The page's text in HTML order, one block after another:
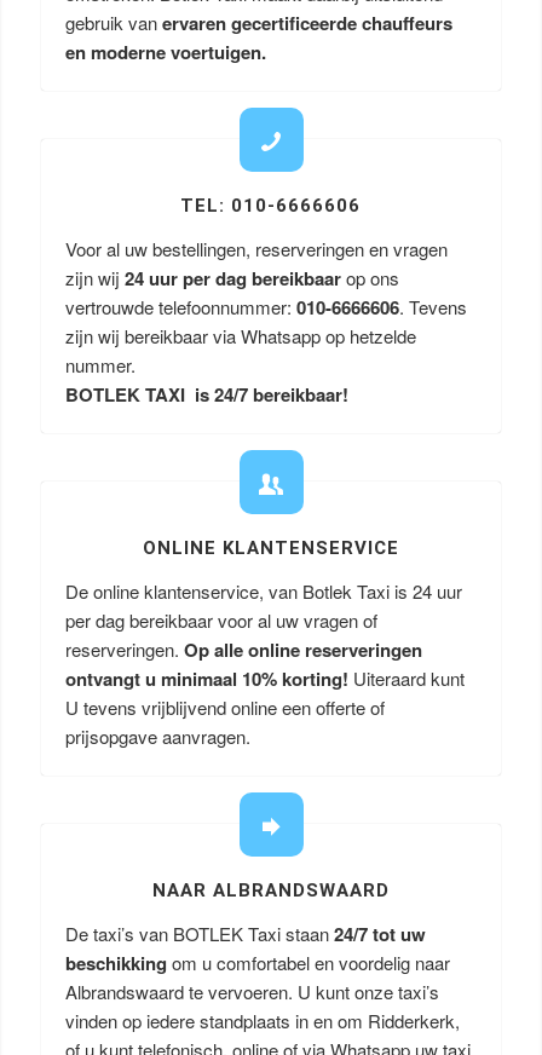
gebruik vanervaren gecertificeerde chauffeurs
en moderne voertuigen.
TEL: 010-6666606
Voor al uw bestellingen, reserveringen en vragen
zijn wij 24 uur per dag bereikbaarop ons
vertrouwde telefoonnummer: 010-6666606. Tevens
zijn wij bereikbaar via Whatsapp op hetzelde
nummer.
BOTLEK TAXI is 24/7 bereikbaar!
ONLINE KLANTENSERVICE
De online klantenservice, van Botlek Taxi is 24 uur
per dag bereikbaar voor al uw vragen of
reserveringen. Op alle online reserveringen
ontvangt u minimaal 10% korting! Uiteraard kunt
U tevens vrijblijvend online een offerte of
prijsopgave aanvragen.
NAAR ALBRANDSWAARD
De taxi’s van BOTLEK Taxi staan24/7 tot uw
beschikking om u comfortabel en voordelig naar
Albrandswaard te vervoeren. U kunt onze taxi’s
vinden op iedere standplaats in en om Ridderkerk,
of u kunt telefonisch, online of via Whatsapp uw taxi